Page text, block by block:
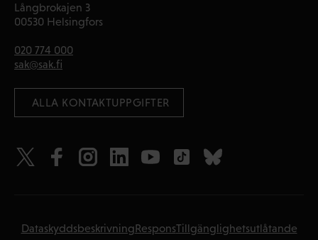
Långbrokajen 3
00530 Helsingfors
020 774 000
sak@sak.fi
ALLA KONTAKTUPPGIFTER
DataskyddsbeskrivningResponsTillgänglighetsutlåtande